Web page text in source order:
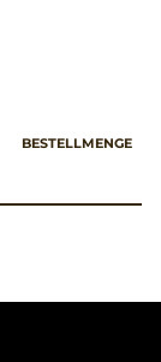
BESTELLMENGE